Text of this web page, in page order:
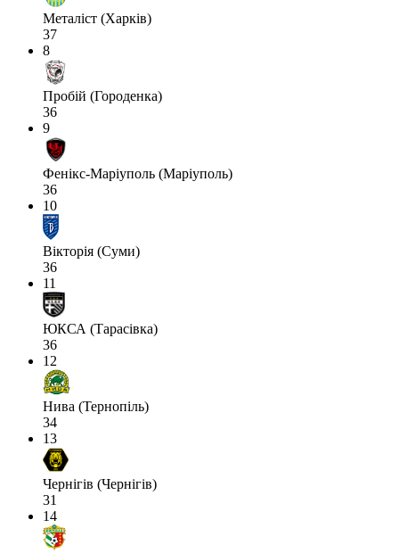
Металіст (Харків)
37
8
Пробій (Городенка)
36
9
Фенікс-Маріуполь (Маріуполь)
36
10
Вікторія (Суми)
36
11
ЮКСА (Тарасівка)
36
12
Нива (Тернопіль)
34
13
Чернігів (Чернігів)
31
14